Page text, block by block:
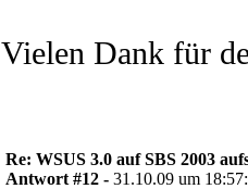
Vielen Dank für
Re: WSUS 3.0 auf SBS 2003
Antwort #12 - 31.10.09 um